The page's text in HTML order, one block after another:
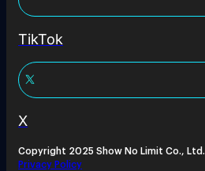
TikTok
X
Copyright 2025 Show No Limit Co., Ltd.
Privacy Policy